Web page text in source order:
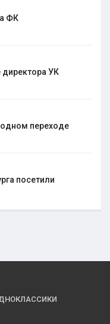
ФК
УК
переходе
посетили